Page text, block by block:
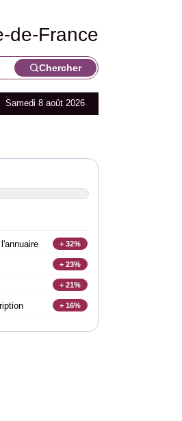
de-France
Chercher
Samedi 8 août 2026
+ 32%
+ 23%
+ 21%
+ 16%